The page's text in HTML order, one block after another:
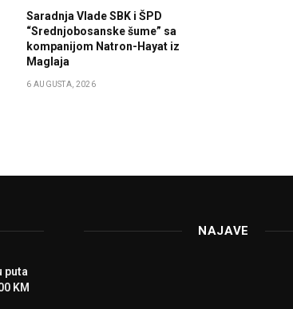
Saradnja Vlade SBK i ŠPD
“Srednjobosanske šume” sa
kompanijom Natron-Hayat iz
Maglaja
6 AUGUSTA, 2026
puta
KM
NAJAVE